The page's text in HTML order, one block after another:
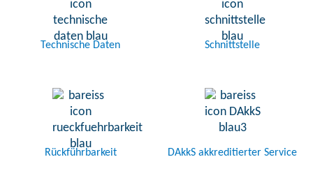
Technische Daten Schnittstelle
Rückführbarkeit DAkkS akkreditierter Service